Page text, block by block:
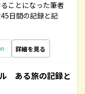
ことになった筆者
日間の記録と記
詳細を見る
ある旅の記録と